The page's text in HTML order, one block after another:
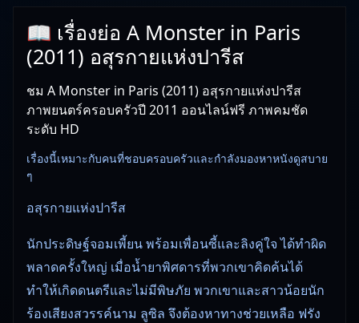
📖 เรื่องย่อ A Monster in Paris
(2011) อสุรกายแห่งปารีส
ชม A Monster in Paris (2011) อสุรกายแห่งปารีส
ภาพยนตร์ครอบครัวปี 2011 ออนไลน์ฟรี ภาพคมชัด
ระดับ HD
เรื่องนี้เหมาะกับคนที่ชอบครอบครัวและกำลังมองหาหนังดูสบาย
ๆ
อสุรกายแห่งปารีส
นักประดิษฐ์จอมเพี้ยน พร้อมเพื่อนซี้และลิงคู่ใจ ได้ทำผิด
พลาดครั้งใหญ่ เมื่อน้ำยาพิศดารที่พวกเขาคิดค้นได้
ทำให้เกิดดนตรีและไม่มีพิษภัย พวกเขาและสาวน้อยนัก
ร้องเสียงสวรรค์นาม ลูซิล จึงต้องหาทางช่วยเหลือ ฟรัง